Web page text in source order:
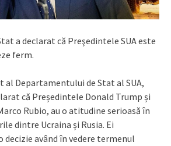
a declarat că Preşedintele SUA este
ferm.
al Departamentului de Stat al SUA,
că Președintele Donald Trump și
Rubio, au o atitudine serioasă în
dintre Ucraina și Rusia. Ei
decizie având în vedere termenul